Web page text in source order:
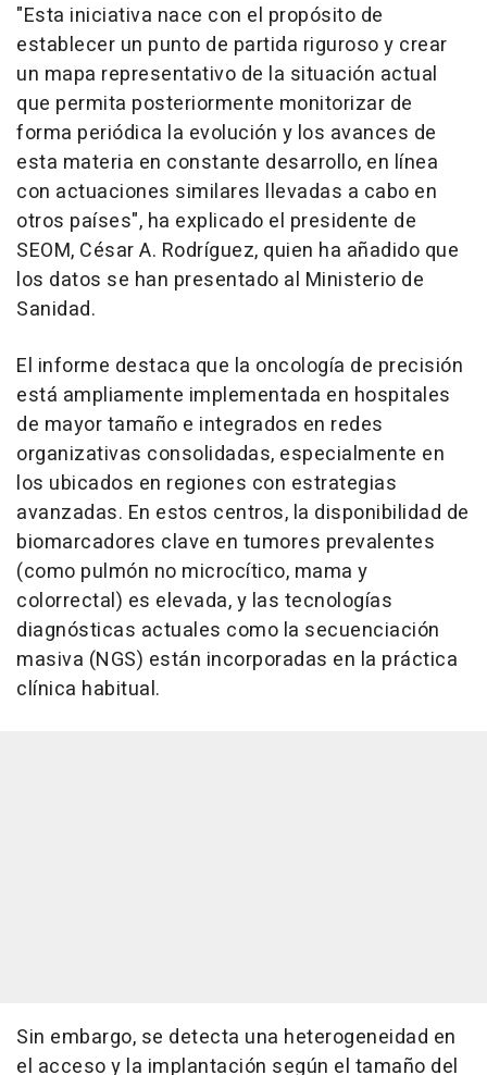
"Esta iniciativa nace con el propósito de
establecer un punto de partida riguroso y crear
un mapa representativo de la situación actual
que permita posteriormente monitorizar de
forma periódica la evolución y los avances de
esta materia en constante desarrollo, en línea
con actuaciones similares llevadas a cabo en
otros países", ha explicado el presidente de
SEOM, César A. Rodríguez, quien ha añadido que
los datos se han presentado al Ministerio de
Sanidad.
El informe destaca que la oncología de precisión
está ampliamente implementada en hospitales
de mayor tamaño e integrados en redes
organizativas consolidadas, especialmente en
los ubicados en regiones con estrategias
avanzadas. En estos centros, la disponibilidad de
biomarcadores clave en tumores prevalentes
(como pulmón no microcítico, mama y
colorrectal) es elevada, y las tecnologías
diagnósticas actuales como la secuenciación
masiva (NGS) están incorporadas en la práctica
clínica habitual.
Sin embargo, se detecta una heterogeneidad en
el acceso y la implantación según el tamaño del